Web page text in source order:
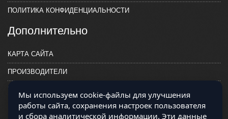
ПОЛИТИКА КОНФИДЕНЦИАЛЬНОСТИ
Дополнительно
КАРТА САЙТА
ПРОИЗВОДИТЕЛИ
КОНТАКТЫ
Мы используем cookie-файлы для улучшения
работы сайта, сохранения настроек пользователя
и сбора аналитической информации. Эти данные